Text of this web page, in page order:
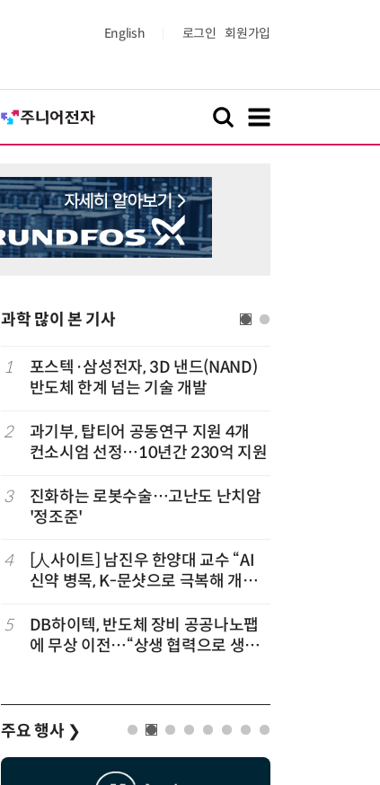
English 로그인 회원가입
과학 많이 본 기사
1
포스텍·삼성전자, 3D 낸드(NAND)
반도체 한계 넘는 기술 개발
2
과기부, 탑티어 공동연구 지원 4개
컨소시엄 선정…10년간 230억 지원
3
진화하는 로봇수술…고난도 난치암
'정조준'
4
[人사이트] 남진우 한양대 교수 “AI
신약 병목, K-문샷으로 극복해 개발
5
DB하이텍, 반도체 장비 공공나노팹
에 무상 이전…“상생 협력으로 생태
주요 행사 ❯